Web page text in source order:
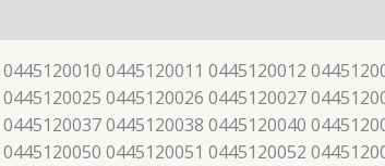
0445120011 0445120012
0445120026 0445120027
0445120038 0445120040
0445120051 0445120052